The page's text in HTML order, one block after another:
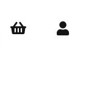
 